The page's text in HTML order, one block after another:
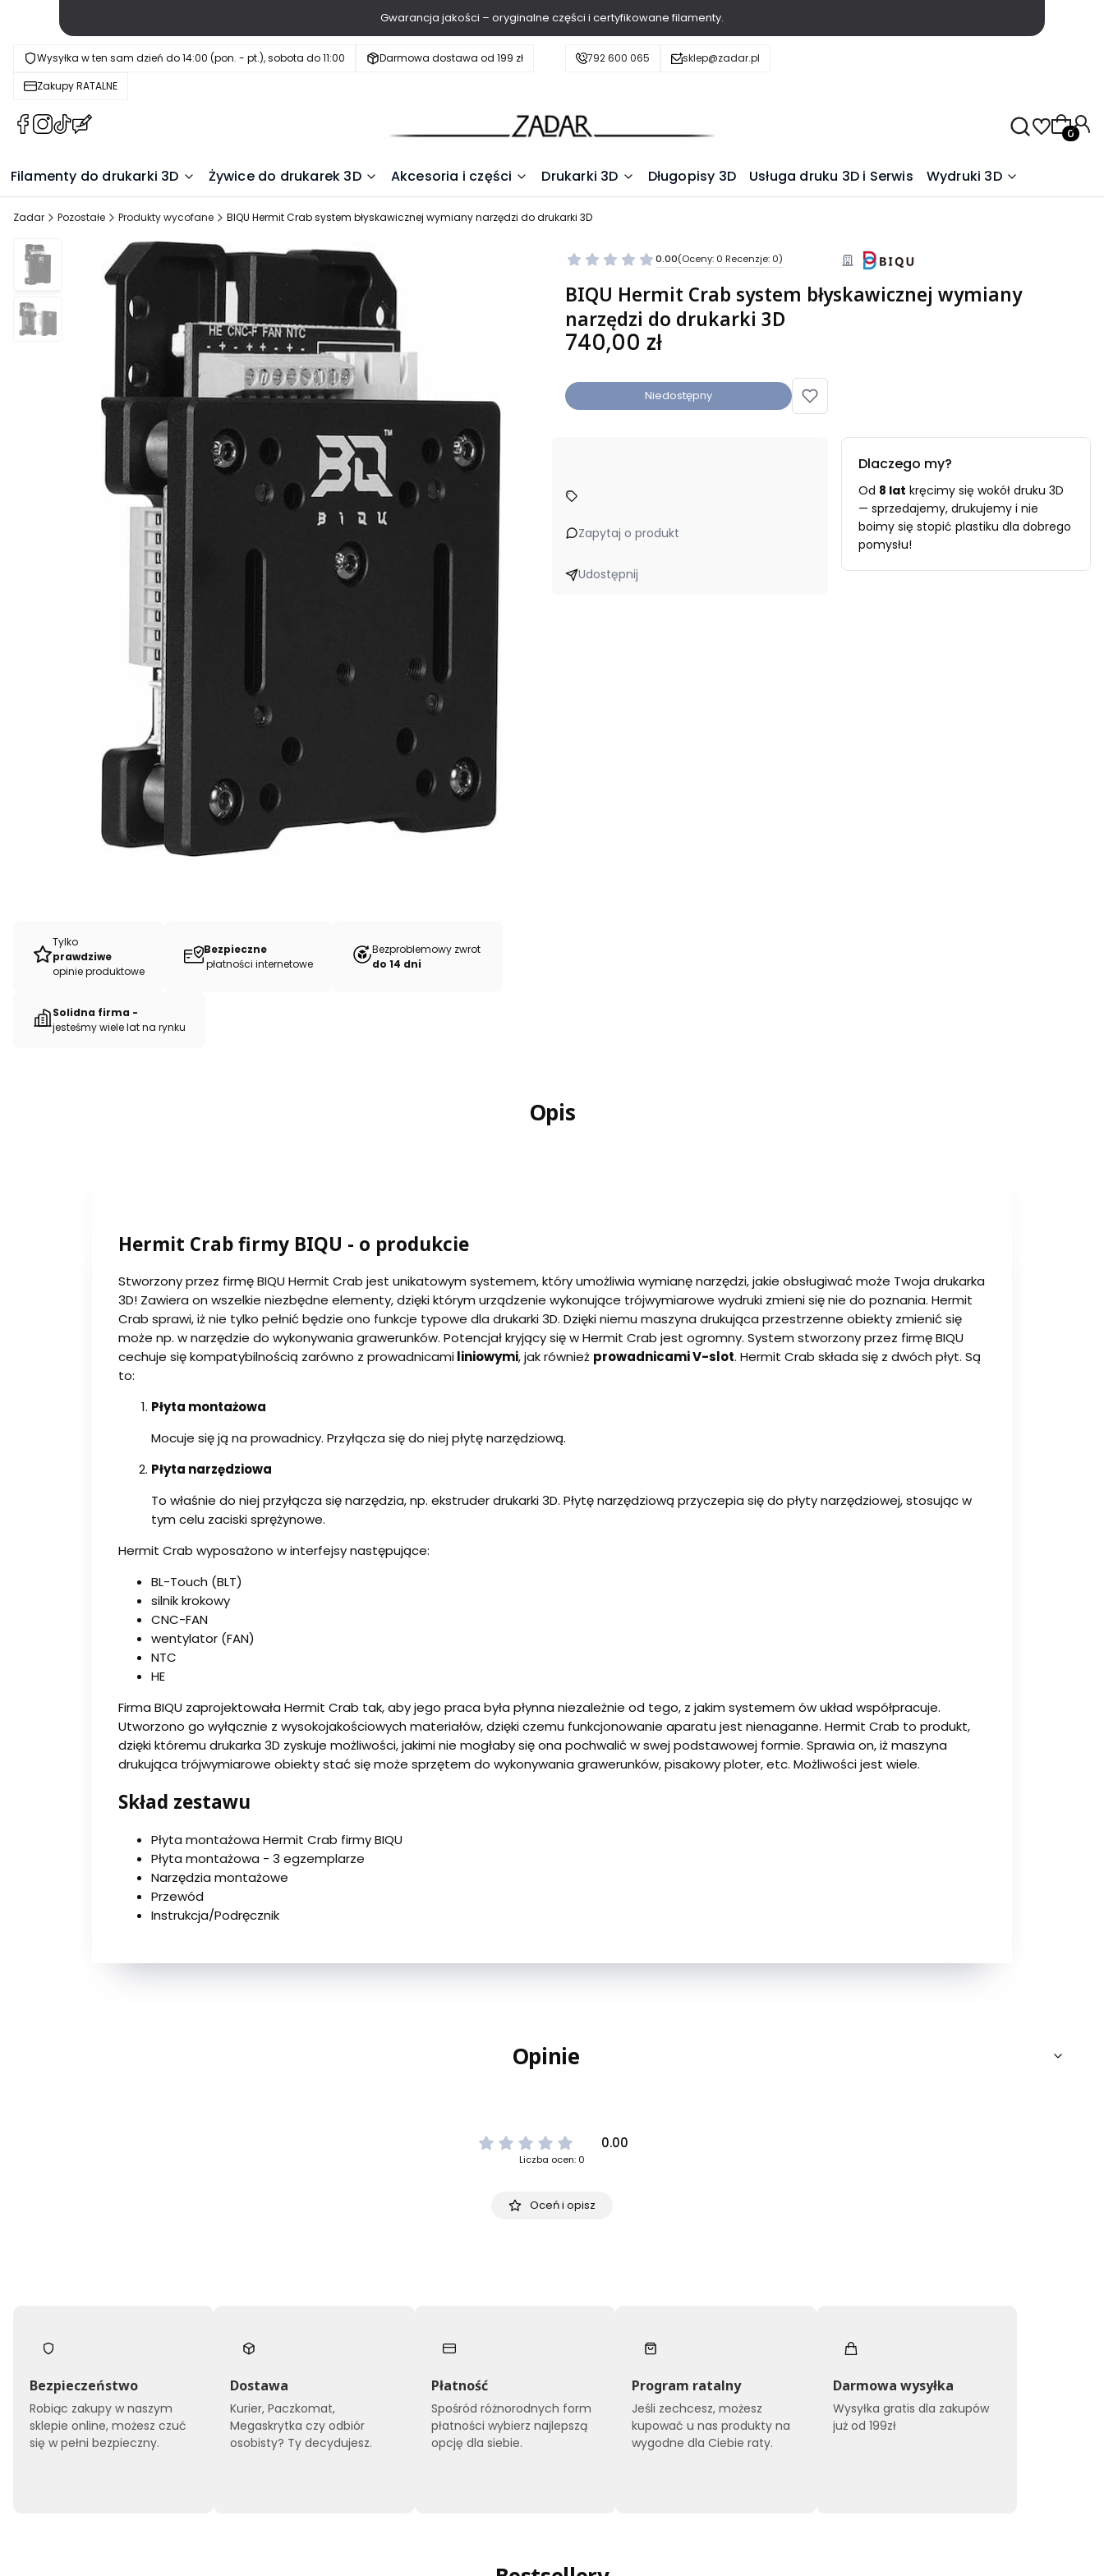
Gwarancja jakości – oryginalne części i certyfikowane filamenty.
Wysyłka w ten sam dzień do 14:00 (pon. - pt.), sobota do 11:00
Darmowa dostawa od 199 zł
Zakupy RATALNE
792 600 065 sklep@zadar.pl
(Otwiera
nowej
karcie)
(Otwiera
nowej
karcie)
(Otwiera
nowej
karcie)
(Otwiera
nowej
karcie)
Filamenty do drukarki 3D Żywice do drukarek 3D Akcesoria i części Drukarki 3D Długopisy 3D Usługa druku 3D i Serwis Wydruki 3D
Zadar Pozostałe Produkty wycofane BIQU Hermit Crab system błyskawicznej wymiany narzędzi do drukarki 3D
Tylko
prawdziwe
opinie produktowe
Bezpieczne
płatności internetowe
Bezproblemowy zwrot
do 14 dni
Solidna firma -
jesteśmy wiele lat na rynku
0.00(Oceny: 0 Recenzje: 0)
BIQU Hermit Crab system błyskawicznej wymiany
narzędzi do drukarki 3D
Cena
740,00 zł
Niedostępny
Zapytaj o produkt
Udostępnij
Dlaczego my?
Od 8 lat kręcimy się wokół druku 3D
— sprzedajemy, drukujemy i nie
boimy się stopić plastiku dla dobrego
pomysłu!
Opis
Hermit Crab firmy BIQU - o produkcie
Stworzony przez firmę BIQU Hermit Crab jest unikatowym systemem, który umożliwia wymianę narzędzi, jakie obsługiwać może Twoja drukarka
3D! Zawiera on wszelkie niezbędne elementy, dzięki którym urządzenie wykonujące trójwymiarowe wydruki zmieni się nie do poznania. Hermit
Crab sprawi, iż nie tylko pełnić będzie ono funkcje typowe dla drukarki 3D. Dzięki niemu maszyna drukująca przestrzenne obiekty zmienić się
może np. w narzędzie do wykonywania grawerunków. Potencjał kryjący się w Hermit Crab jest ogromny. System stworzony przez firmę BIQU
cechuje się kompatybilnością zarówno z prowadnicamiliniowymi, jak również prowadnicami V-slot. Hermit Crab składa się z dwóch płyt. Są
to:
Płyta montażowa
Mocuje się ją na prowadnicy. Przyłącza się do niej płytę narzędziową.
Płyta narzędziowa
To właśnie do niej przyłącza się narzędzia, np. ekstruder drukarki 3D. Płytę narzędziową przyczepia się do płyty narzędziowej, stosując w
tym celu zaciski sprężynowe.
Hermit Crab wyposażono w interfejsy następujące:
BL-Touch (BLT)
silnik krokowy
CNC-FAN
wentylator (FAN)
NTC
HE
Firma BIQU zaprojektowała Hermit Crab tak, aby jego praca była płynna niezależnie od tego, z jakim systemem ów układ współpracuje.
Utworzono go wyłącznie z wysokojakościowych materiałów, dzięki czemu funkcjonowanie aparatu jest nienaganne. Hermit Crab to produkt,
dzięki któremu drukarka 3D zyskuje możliwości, jakimi nie mogłaby się ona pochwalić w swej podstawowej formie. Sprawia on, iż maszyna
drukująca trójwymiarowe obiekty stać się może sprzętem do wykonywania grawerunków, pisakowy ploter, etc. Możliwości jest wiele.
Skład zestawu
Płyta montażowa Hermit Crab firmy BIQU
Płyta montażowa - 3 egzemplarze
Narzędzia montażowe
Przewód
Instrukcja/Podręcznik
Opinie
0.00
Liczba ocen: 0
Oceń i opisz
Bezpieczeństwo
Robiąc zakupy w naszym
sklepie online, możesz czuć
się w pełni bezpieczny.
Dostawa
Kurier, Paczkomat,
Megaskrytka czy odbiór
osobisty? Ty decydujesz.
Płatność
Spośród różnorodnych form
płatności wybierz najlepszą
opcję dla siebie.
Program ratalny
Jeśli zechcesz, możesz
kupować u nas produkty na
wygodne dla Ciebie raty.
Darmowa wysyłka
Wysyłka gratis dla zakupów
już od 199zł